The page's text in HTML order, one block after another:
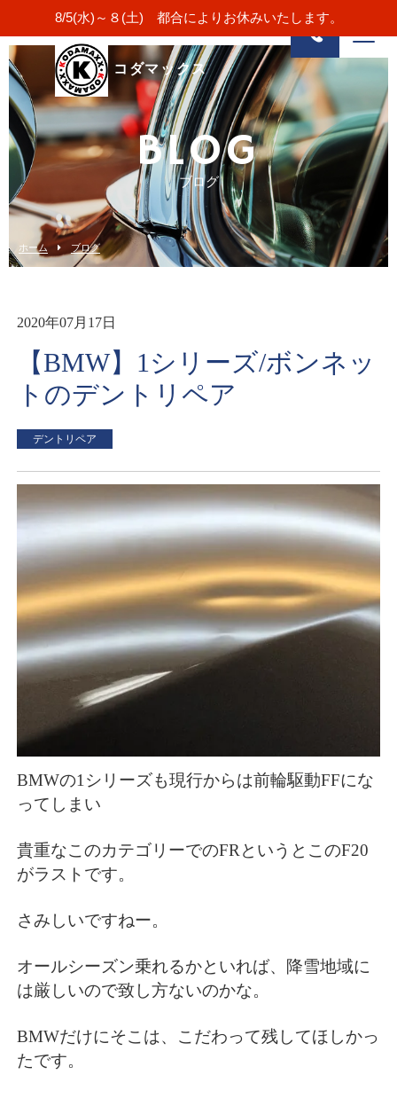
8/5(水)～８(土) 都合によりお休みいたします。
コダマックス
BLOG
ブログ
ホーム ブログ
2020年07月17日
【BMW】1シリーズ/ボンネッ
トのデントリペア
デントリペア
BMWの1シリーズも現行からは前輪駆動FFにな
ってしまい
貴重なこのカテゴリーでのFRというとこのF20
がラストです。
さみしいですねー。
オールシーズン乗れるかといれば、降雪地域に
は厳しいので致し方ないのかな。
BMWだけにそこは、こだわって残してほしかっ
たです。